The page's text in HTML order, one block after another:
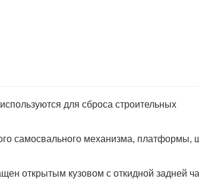
используются для сброса строительных
самосвального механизма, платформы,
открытым кузовом с откидной задней